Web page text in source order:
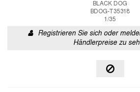
BLACK DOG
BDOG-T35318
1/35
Registrieren Sie sich oder
Händlerpreise zu